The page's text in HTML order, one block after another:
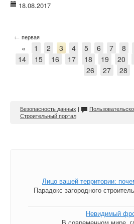
18.08.2017
← первая
« 1 2 3 4 5 6 7 8
14
15 16 17 18 19 20
26
27 28
Безопасность данных |
Строительный портал
Лицо вашей территории:
Парадокс загородного
Невидимый